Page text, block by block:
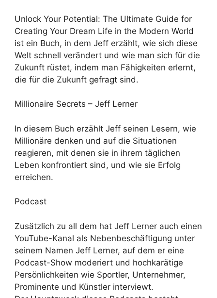
Unlock Your Potential: The Ultimate Guide for
Creating Your Dream Life in the Modern World
ist ein Buch, in dem Jeff erzählt, wie sich diese
Welt schnell verändert und wie man sich für die
Zukunft rüstet, indem man Fähigkeiten erlernt,
die für die Zukunft gefragt sind.
Millionaire Secrets – Jeff Lerner
In diesem Buch erzählt Jeff seinen Lesern, wie
Millionäre denken und auf die Situationen
reagieren, mit denen sie in ihrem täglichen
Leben konfrontiert sind, und wie sie Erfolg
erreichen.
Podcast
Zusätzlich zu all dem hat Jeff Lerner auch einen
YouTube-Kanal als Nebenbeschäftigung unter
seinem Namen Jeff Lerner, auf dem er eine
Podcast-Show moderiert und hochkarätige
Persönlichkeiten wie Sportler, Unternehmer,
Prominente und Künstler interviewt.